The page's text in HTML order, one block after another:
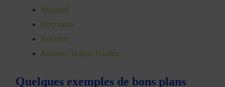
Maxoutil
Bricorama
Bricozor
Allstore / Happy Garden
Quelques exemples de bons plans